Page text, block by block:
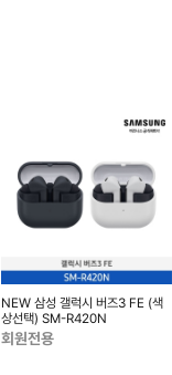
NEW 삼성 갤럭시 버즈3 FE (색
상선택) SM-R420N
회원전용